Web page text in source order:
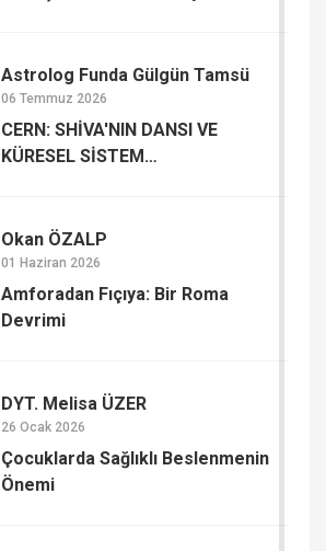
Astrolog Funda Gülgün Tamsü
06 Temmuz 2026
CERN: SHİVA'NIN DANSI VE
KÜRESEL SİSTEM
Okan ÖZALP
01 Haziran 2026
Amforadan Fıçıya: Bir Roma
Devrimi
DYT. Melisa ÜZER
26 Ocak 2026
Çocuklarda Sağlıklı Beslenmenin
Önemi